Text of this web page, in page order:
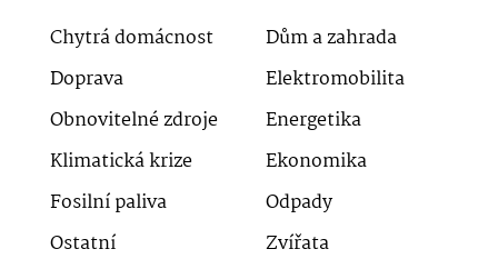
Chytrá domácnost
Dům a zahrada
Doprava
Elektromobilita
Obnovitelné zdroje
Energetika
Klimatická krize
Ekonomika
Fosilní paliva
Odpady
Ostatní
Zvířata